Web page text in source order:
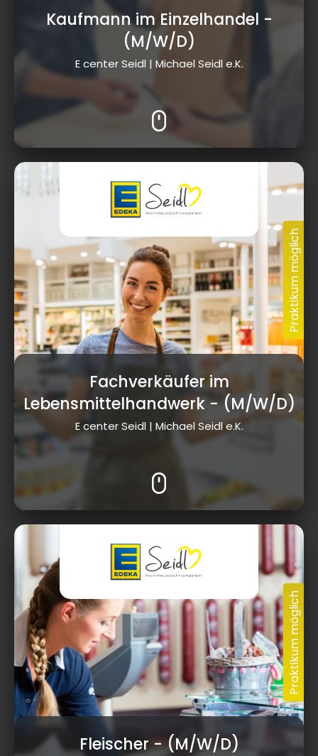
Kaufmann im Einzelhandel -
(M/W/D)
E center Seidl | Michael Seidl e.K.
Fachverkäufer im
Lebensmittelhandwerk- (M/W/D)
E center Seidl | Michael Seidl e.K.
Fleischer- (M/W/D)